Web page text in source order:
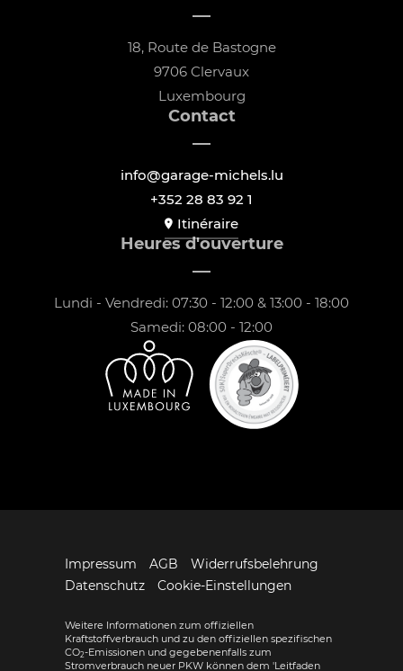
18, Route de Bastogne
9706 Clervaux
Luxembourg
Contact
info@garage-michels.lu
+352 28 83 92 1
Itinéraire
Heures d'ouverture
Lundi - Vendredi: 07:30 - 12:00 & 13:00 - 18:00
Samedi: 08:00 - 12:00
Impressum AGB
Widerrufsbelehrung
Datenschutz
Cookie-Einstellungen
Weitere Informationen zum offiziellen
Kraftstoffverbrauch und zu den offiziellen spezifischen
CO2-Emissionen und gegebenenfalls zum
Stromverbrauch neuer PKW können dem 'Leitfaden